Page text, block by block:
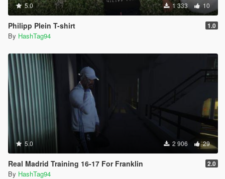
5.0 1 333 10
Philipp Plein T-shirt 1.0
By HashTag94
5.0 2 906 29
Real Madrid Training 16-17 For Franklin 2.0
By HashTag94